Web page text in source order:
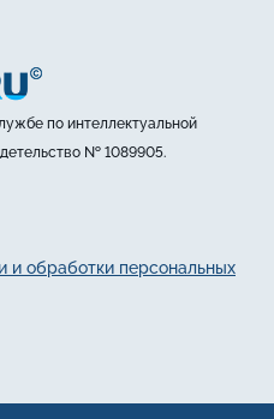
по интеллектуальной
№ 1089905.
и обработки персональных